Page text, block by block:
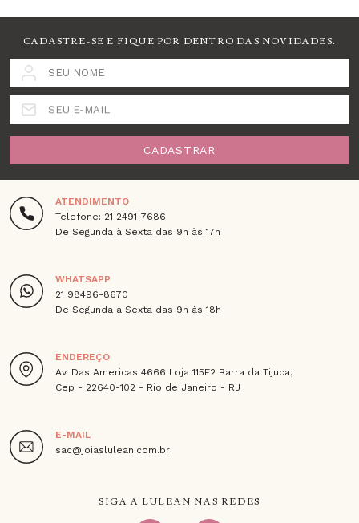
CADASTRE-SE E FIQUE POR DENTRO DAS NOVIDADES.
SEU NOME
SEU E-MAIL
CADASTRAR
ATENDIMENTO
Telefone: 21 2491-7686
De Segunda à Sexta das 9h às 17h
WHATSAPP
21 98496-8670
De Segunda à Sexta das 9h às 18h
ENDEREÇO
Av. Das Americas 4666 Loja 115E2 Barra da Tijuca,
Cep - 22640-102 - Rio de Janeiro - RJ
E-MAIL
sac@joiaslulean.com.br
SIGA A LULEAN NAS REDES